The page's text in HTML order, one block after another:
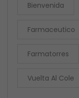
Bienvenida
Farmaceutico
Farmatorres
Vuelta Al Cole